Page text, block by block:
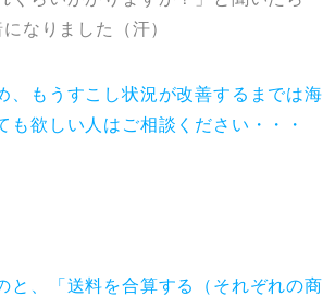
なりました（汗）
、もうすこし状況が改善するまでは海
欲しい人はご相談ください・・・
と、「送料を合算する（それぞれの商